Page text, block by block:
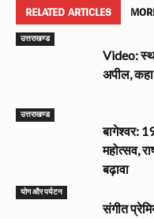
RELATED ARTICLES
उत्तराखण्ड
Video:
अपील,
उत्तराखण्ड
बागेश्वर:
महोत्सव,
बढ़ावा
योग और पर्यटन
संगीत